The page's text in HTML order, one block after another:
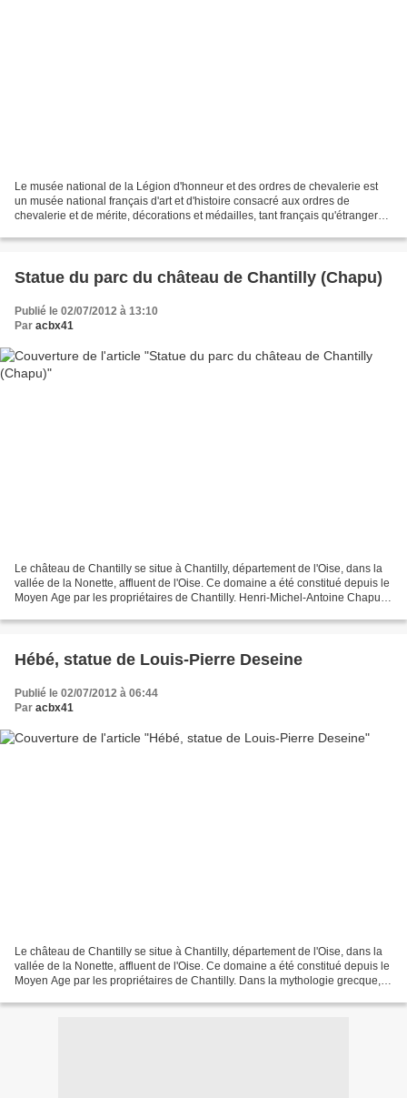
Le musée national de la Légion d'honneur et des ordres de chevalerie est
un musée national français d'art et d'histoire consacré aux ordres de
chevalerie et de mérite, décorations et médailles, tant français qu'étrangers.
Statue du parc du château de Chantilly (Chapu)
Publié le 02/07/2012 à 13:10
Par acbx41
Le château de Chantilly se situe à Chantilly, département de l'Oise, dans la
vallée de la Nonette, affluent de l'Oise. Ce domaine a été constitué depuis le
Moyen Age par les propriétaires de Chantilly. Henri-Michel-Antoine Chapu
Hébé, statue de Louis-Pierre Deseine
Publié le 02/07/2012 à 06:44
Par acbx41
Le château de Chantilly se situe à Chantilly, département de l'Oise, dans la
vallée de la Nonette, affluent de l'Oise. Ce domaine a été constitué depuis le
Moyen Age par les propriétaires de Chantilly. Dans la mythologie grecque,